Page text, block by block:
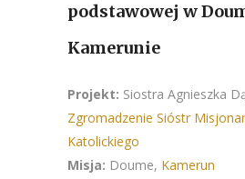
podstawowej w
Kamerunie
Projekt: Siostra Agnieszka
Zgromadzenie Sióstr
Katolickiego
Misja: Doume, Kamerun